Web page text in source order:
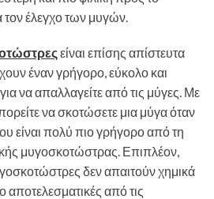
τον έλεγχο των μυγών.
είναι επίσης απίστευτα
έναν γρήγορο, εύκολο και
να απαλλαγείτε από τις μύγες. Με
να σκοτώσετε μια μύγα όταν
είναι πολύ πιο γρήγορο από τη
μυγοσκοτώστρας. Επιπλέον,
δεν απαιτούν χημικά
αποτελεσματικές από τις